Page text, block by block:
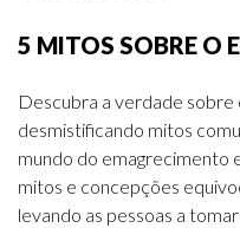
5 MITOS SOBRE O
Descubra a verdade
desmistificando mitos
mundo do emagrecimento
mitos e concepções
levando as pessoas a